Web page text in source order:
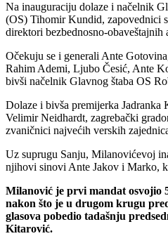
Na inauguraciju dolaze i načelnik
(OS) Tihomir Kundid, zapovednici
direktori bezbednosno-
Očekuju se i generali Ante
Rahim Ademi, Ljubo Česić, Ante
bivši načelnik Glavnog štaba OS
Dolaze i bivša premijerka
Velimir Neidhardt, zagrebački
zvaničnici najvećih verskih
Uz suprugu Sanju, Milanovićevoj
njihovi sinovi Ante Jakov i Marko,
Milanović je prvi mandat osvojio
nakon što je u drugom krugu
glasova pobedio tadašnju
Kitarović.